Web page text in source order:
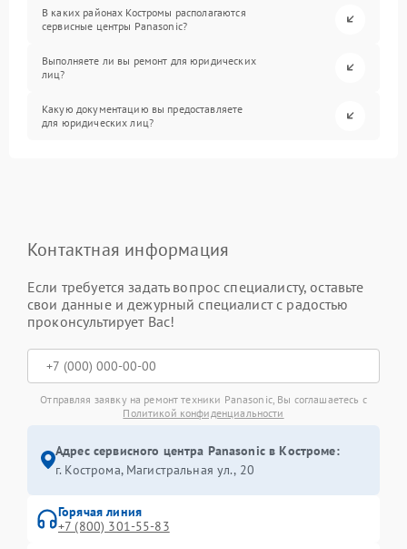
В каких районах Костромы располагаются
сервисные центры Panasonic?
Выполняете ли вы ремонт для юридических
лиц?
Какую документацию вы предоставляете
для юридических лиц?
Контактная информация
Если требуется задать вопрос специалисту, оставьте
свои данные и дежурный специалист с радостью
проконсультирует Вас!
Отправляя заявку на ремонт техники Panasonic, Вы соглашаетесь с
Политикой конфиденциальности
Адрес сервисного центра Panasonic в Костроме:
г. Кострома, Магистральная ул., 20
Горячая линия
+7 (800) 301-55-83